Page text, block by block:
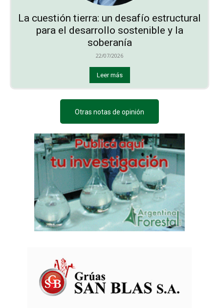
La cuestión tierra: un desafío estructural
para el desarrollo sostenible y la
soberanía
22/07/2026
Leer más
Otras notas de opinión